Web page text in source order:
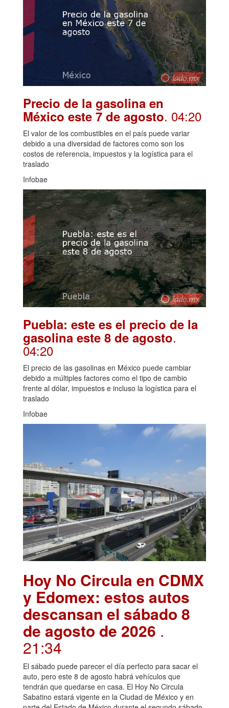
Precio de la gasolina en
México este 7 de agosto. 04:20
El valor de los combustibles en el país puede variar
debido a una diversidad de factores como son los
costos de referencia, impuestos y la logística para el
traslado
Infobae
Puebla: este es el precio de la
gasolina este 8 de agosto.
04:20
El precio de las gasolinas en México puede cambiar
debido a múltiples factores como el tipo de cambio
frente al dólar, impuestos e incluso la logística para el
traslado
Infobae
Hoy No Circula en CDMX
y Edomex: estos autos
descansan el sábado 8
de agosto de 2026 .
21:34
El sábado puede parecer el día perfecto para sacar el
auto, pero este 8 de agosto habrá vehículos que
tendrán que quedarse en casa. El Hoy No Circula
Sabatino estará vigente en la Ciudad de México y en